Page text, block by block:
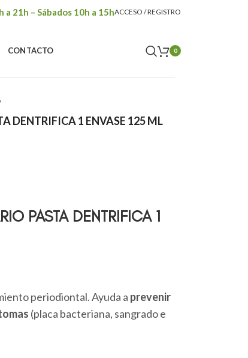
21h – Sábados 10h a 15hACCESO / REGISTRO
CONTACTO 0
DENTRIFICA 1 ENVASE 125 ML
PASTA DENTRIFICA 1
periodiontal. Ayuda a prevenir
(placa bacteriana, sangrado e